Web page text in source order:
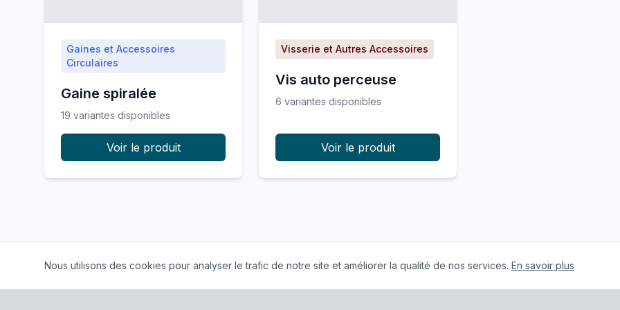
Gaines et Accessoires
Circulaires
Gaine spiralée
19 variantes disponibles
Voir le produit
Visserie et Autres Accessoires
Vis auto perceuse
6 variantes disponibles
Voir le produit
Nous utilisons des cookies pour analyser le trafic de notre site et améliorer la qualité de nos services. En savoir plus